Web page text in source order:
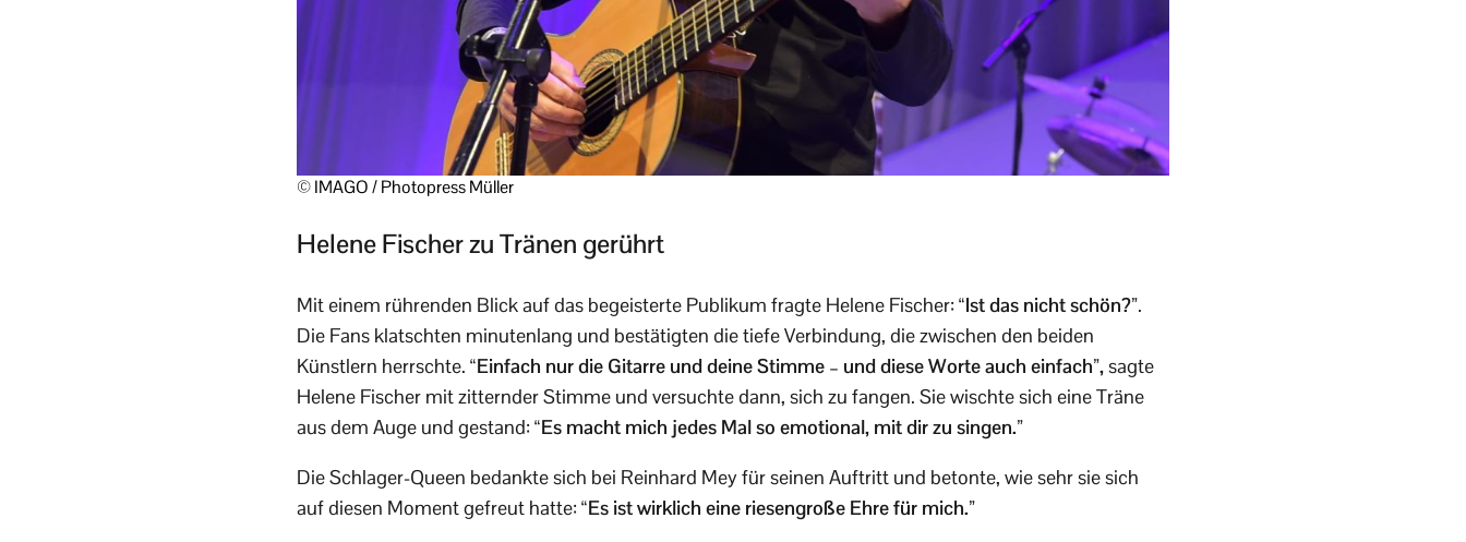
© IMAGO / Photopress Müller
Helene Fischer zu Tränen gerührt
Mit einem rührenden Blick auf das begeisterte Publikum fragte Helene Fischer: “Ist das nicht schön?”.
Die Fans klatschten minutenlang und bestätigten die tiefe Verbindung, die zwischen den beiden
Künstlern herrschte. “Einfach nur die Gitarre und deine Stimme – und diese Worte auch einfach”,sagte
Helene Fischer mit zitternder Stimme und versuchte dann, sich zu fangen. Sie wischte sich eine Träne
aus dem Auge und gestand: “Es macht mich jedes Mal so emotional, mit dir zu singen.”
Die Schlager-Queen bedankte sich bei Reinhard Mey für seinen Auftritt und betonte, wie sehr sie sich
auf diesen Moment gefreut hatte: “Es ist wirklich eine riesengroße Ehre für mich.”